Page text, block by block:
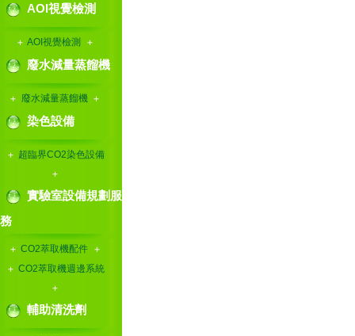
AOI視覺檢測
AOI視覺檢測
廢水減量蒸餾機
廢水減量蒸餾機
染色設備
超臨界CO2染色設備
實驗室設備規劃服
務
CO2萃取機配件
CO2萃取機週邊系統
輔助清洗劑